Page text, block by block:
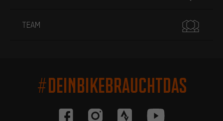
TEAM
#DEINBIKEBRAUCHTDAS